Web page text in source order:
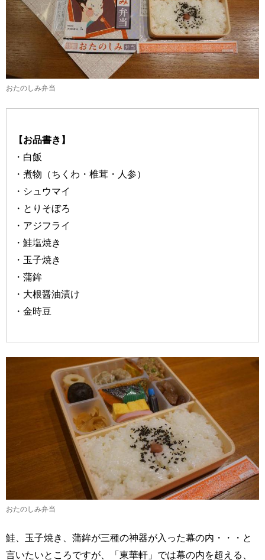
おたのしみ弁当
【お品書き】
・白飯
・煮物（ちくわ・椎茸・人参）
・シュウマイ
・とりそぼろ
・アジフライ
・鮭塩焼き
・玉子焼き
・蒲鉾
・大根醤油漬け
・金時豆
おたのしみ弁当
鮭、玉子焼き、蒲鉾が三種の神器が入った幕の内・・・と
言いたいところですが、「東華軒」では幕の内を超える、